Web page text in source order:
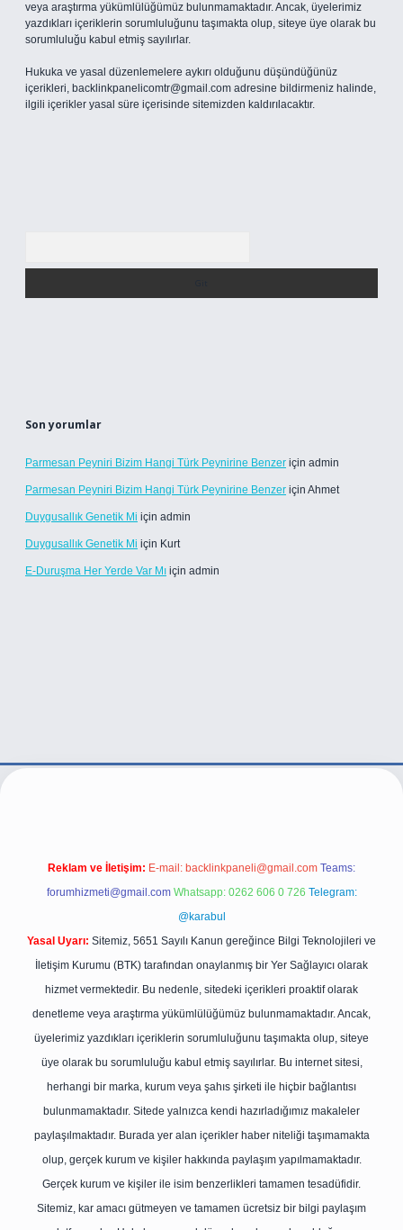
veya araştırma yükümlülüğümüz bulunmamaktadır. Ancak, üyelerimiz
yazdıkları içeriklerin sorumluluğunu taşımakta olup, siteye üye olarak bu
sorumluluğu kabul etmiş sayılırlar.
Hukuka ve yasal düzenlemelere aykırı olduğunu düşündüğünüz
içerikleri, backlinkpanelicomtr@gmail.com adresine bildirmeniz halinde,
ilgili içerikler yasal süre içerisinde sitemizden kaldırılacaktır.
Son yorumlar
Parmesan Peyniri Bizim Hangi Türk Peynirine Benzer için admin
Parmesan Peyniri Bizim Hangi Türk Peynirine Benzer için Ahmet
Duygusallık Genetik Mi için admin
Duygusallık Genetik Mi için Kurt
E-Duruşma Her Yerde Var Mı için admin
betexper.live/
Reklam ve İletişim: E-mail: backlinkpaneli@gmail.com Teams:
forumhizmeti@gmail.com Whatsapp: 0262 606 0 726 Telegram:
@karabul
Yasal Uyarı: Sitemiz, 5651 Sayılı Kanun gereğince Bilgi Teknolojileri ve
İletişim Kurumu (BTK) tarafından onaylanmış bir Yer Sağlayıcı olarak
hizmet vermektedir. Bu nedenle, sitedeki içerikleri proaktif olarak
denetleme veya araştırma yükümlülüğümüz bulunmamaktadır. Ancak,
üyelerimiz yazdıkları içeriklerin sorumluluğunu taşımakta olup, siteye
üye olarak bu sorumluluğu kabul etmiş sayılırlar. Bu internet sitesi,
herhangi bir marka, kurum veya şahıs şirketi ile hiçbir bağlantısı
bulunmamaktadır. Sitede yalnızca kendi hazırladığımız makaleler
paylaşılmaktadır. Burada yer alan içerikler haber niteliği taşımamakta
olup, gerçek kurum ve kişiler hakkında paylaşım yapılmamaktadır.
Gerçek kurum ve kişiler ile isim benzerlikleri tamamen tesadüfidir.
Sitemiz, kar amacı gütmeyen ve tamamen ücretsiz bir bilgi paylaşım